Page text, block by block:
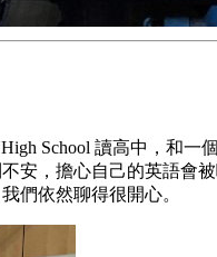
School 讀高中，和
安，擔心自己的英語會
們依然聊得很開心。